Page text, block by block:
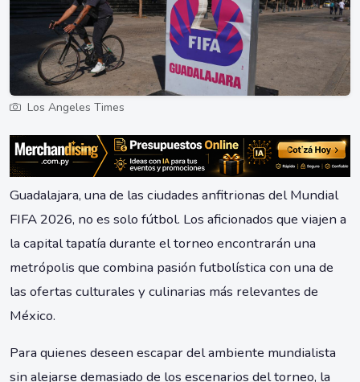
Los Angeles Times
Guadalajara, una de las ciudades anfitrionas del Mundial
FIFA 2026, no es solo fútbol. Los aficionados que viajen a
la capital tapatía durante el torneo encontrarán una
metrópolis que combina pasión futbolística con una de
las ofertas culturales y culinarias más relevantes de
México.
Para quienes deseen escapar del ambiente mundialista
sin alejarse demasiado de los escenarios del torneo, la